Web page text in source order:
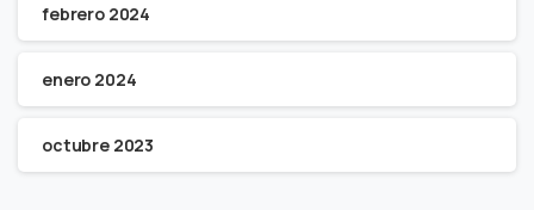
febrero 2024
enero 2024
octubre 2023